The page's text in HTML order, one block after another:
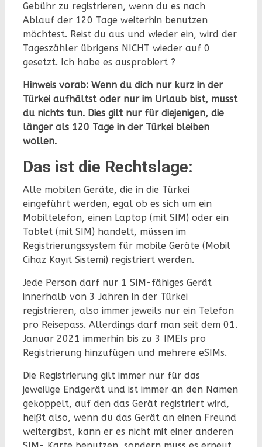
Gebühr zu registrieren, wenn du es nach
Ablauf der 120 Tage weiterhin benutzen
möchtest. Reist du aus und wieder ein, wird der
Tageszähler übrigens NICHT wieder auf 0
gesetzt. Ich habe es ausprobiert ?
Hinweis vorab: Wenn du dich nur kurz in der
Türkei aufhältst oder nur im Urlaub bist, musst
du nichts tun. Dies gilt nur für diejenigen, die
länger als 120 Tage in der Türkei bleiben
wollen.
Das ist die Rechtslage:
Alle mobilen Geräte, die in die Türkei
eingeführt werden, egal ob es sich um ein
Mobiltelefon, einen Laptop (mit SIM) oder ein
Tablet (mit SIM) handelt, müssen im
Registrierungssystem für mobile Geräte (Mobil
Cihaz Kayıt Sistemi) registriert werden.
Jede Person darf nur 1 SIM-fähiges Gerät
innerhalb von 3 Jahren in der Türkei
registrieren, also immer jeweils nur ein Telefon
pro Reisepass. Allerdings darf man seit dem 01.
Januar 2021 immerhin bis zu 3 IMEIs pro
Registrierung hinzufügen und mehrere eSIMs.
Die Registrierung gilt immer nur für das
jeweilige Endgerät und ist immer an den Namen
gekoppelt, auf den das Gerät registriert wird,
heißt also, wenn du das Gerät an einen Freund
weitergibst, kann er es nicht mit einer anderen